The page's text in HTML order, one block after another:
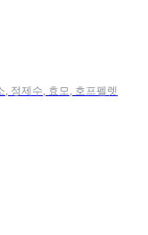
, 정제수, 효모, 호프펠렛